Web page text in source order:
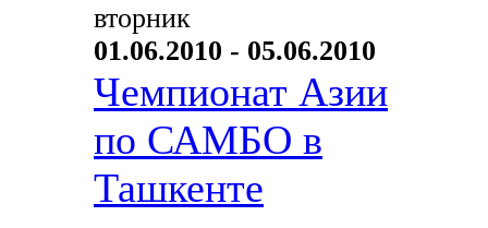
вторник
01.06.2010 - 05.06.2010
Чемпионат Азии
по САМБО в
Ташкенте